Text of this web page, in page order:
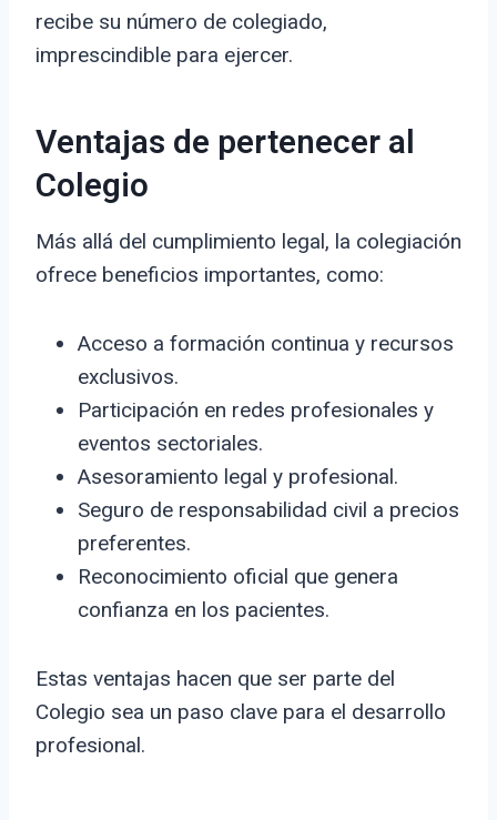
recibe su número de colegiado,
imprescindible para ejercer.
Ventajas de pertenecer al
Colegio
Más allá del cumplimiento legal, la colegiación
ofrece beneficios importantes, como:
Acceso a formación continua y recursos
exclusivos.
Participación en redes profesionales y
eventos sectoriales.
Asesoramiento legal y profesional.
Seguro de responsabilidad civil a precios
preferentes.
Reconocimiento oficial que genera
confianza en los pacientes.
Estas ventajas hacen que ser parte del
Colegio sea un paso clave para el desarrollo
profesional.